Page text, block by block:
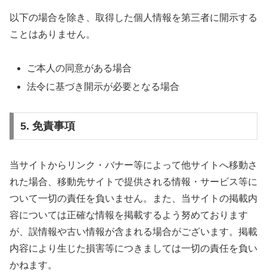
以下の場合を除き、取得した個人情報を第三者に開示する
ことはありません。
ご本人の同意がある場合
法令に基づき開示が必要となる場合
5. 免責事項
当サイトからリンク・バナー等によって他サイトへ移動さ
れた場合、移動先サイトで提供される情報・サービス等に
ついて一切の責任を負いません。また、当サイトの掲載内
容については正確な情報を掲載するよう努めております
が、誤情報や古い情報が含まれる場合がございます。掲載
内容により生じた損害等につきましては一切の責任を負い
かねます。